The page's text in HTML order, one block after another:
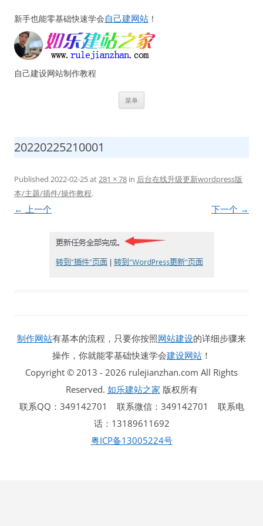
新手也能零基础快速学会自己建网站 ！
自己建设网站制作教程
菜单
20220225210001
Published 2022-02-25at281 × 78 in 后台在线升级更新wordpress版
本/主题/插件/操作教程.
← 上一个 下一个 →
制作网站有基本的流程，只要你按照网站建设的详细步骤来
操作，你就能零基础快速学会建设网站 ！
Copyright © 2013 - 2026 rulejianzhan.com All Rights
Reserved. 如乐建站之家 版权所有
联系QQ：349142701 联系微信：349142701 联系电
话：13189611692
粤ICP备13005224号